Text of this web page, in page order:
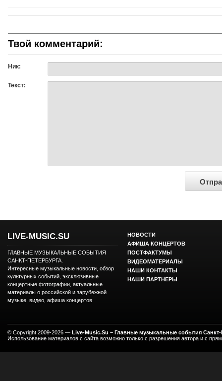
Твой комментарий:
Ник:
Текст:
LIVE-MUSIC.SU
ГЛАВНЫЕ МУЗЫКАЛЬНЫЕ СОБЫТИЯ
САНКТ-ПЕТЕРБУРГА.
Интересные музыкальные новости, обзор
культурных событий, эксклюзивные
концертные фотографии, актуальные
материалы о российской и зарубежной
музыке, видео, афиша концертов
НОВОСТИ
АФИША КОНЦЕРТОВ
ПОСТФАКТУМЫ
ВИДЕОМАТЕРИАЛЫ
НАШИ КОНТАКТЫ
НАШИ ПАРТНЕРЫ
© Copyright 2009-2026 — Live-Music.Su – Главные музыкальные события Санкт-
Использование материалов с сайта возможно только с разрешения автора и с